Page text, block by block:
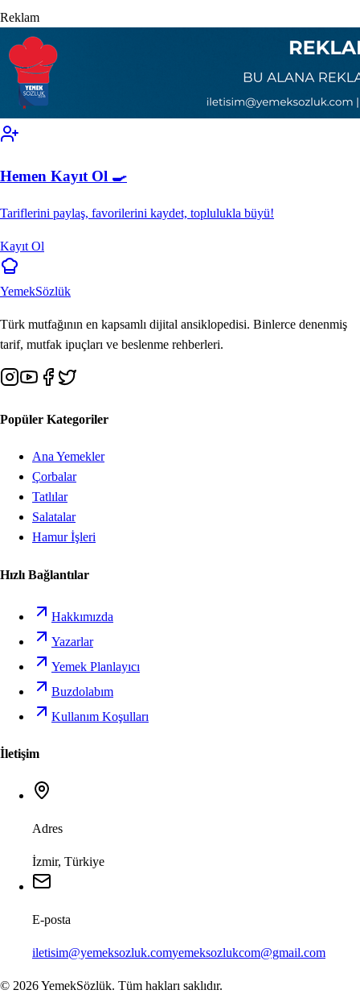
Reklam
Hemen Kayıt Ol 🍳
Tariflerini paylaş, favorilerini kaydet, toplulukla büyü!
Kayıt Ol
YemekSözlük
Türk mutfağının en kapsamlı dijital ansiklopedisi. Binlerce denenmiş
tarif, mutfak ipuçları ve beslenme rehberleri.
Popüler Kategoriler
Ana Yemekler
Çorbalar
Tatlılar
Salatalar
Hamur İşleri
Hızlı Bağlantılar
Hakkımızda
Yazarlar
Yemek Planlayıcı
Buzdolabım
Kullanım Koşulları
İletişim
Adres
İzmir, Türkiye
E-posta
iletisim@yemeksozluk.comyemeksozlukcom@gmail.com
© 2026YemekSözlük. Tüm hakları saklıdır.